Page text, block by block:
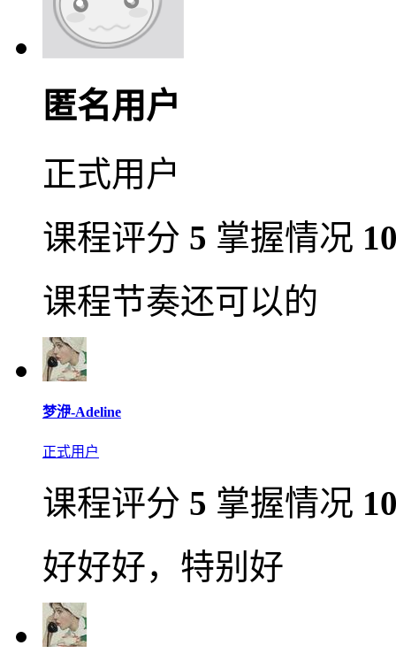
匿名用户
正式用户
课程评分 5 掌握情况
课程节奏还可以的
梦洢-Adeline
正式用户
课程评分 5 掌握情况
好好好，特别好